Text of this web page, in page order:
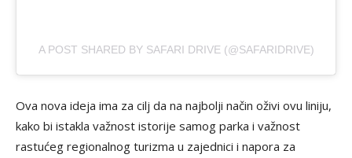
A POST SHARED BY SAFARI DRIVE (@SAFARIDRIVE)
Ova nova ideja ima za cilj da na najbolji način oživi ovu liniju,
kako bi istakla važnost istorije samog parka i važnost
rastućeg regionalnog turizma u zajednici i napora za